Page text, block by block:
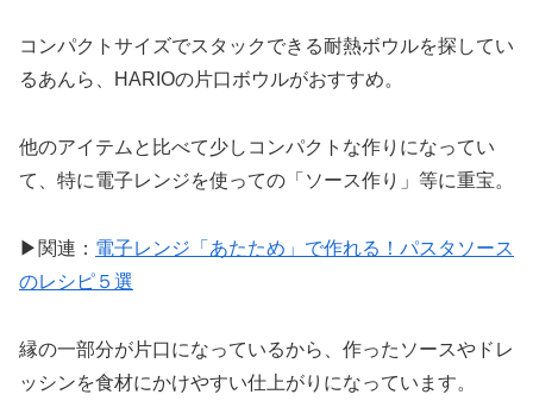
コンパクトサイズでスタックできる耐熱ボウルを探してい
るあんら、HARIOの片口ボウルがおすすめ。
他のアイテムと比べて少しコンパクトな作りになってい
て、特に電子レンジを使っての「ソース作り」等に重宝。
▶関連： 電子レンジ「あたため」で作れる！パスタソース
のレシピ５選
縁の一部分が片口になっているから、作ったソースやドレ
ッシンを食材にかけやすい仕上がりになっています。